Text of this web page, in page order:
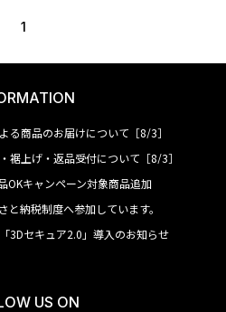
1
る商品のお届けについて［8/3］
裾上げ・返品受付について［8/3］
OKキャンペーン対象商品追加
と納税制度へ参加しています。
3Dセキュア2.0」導入のお知らせ
US ON